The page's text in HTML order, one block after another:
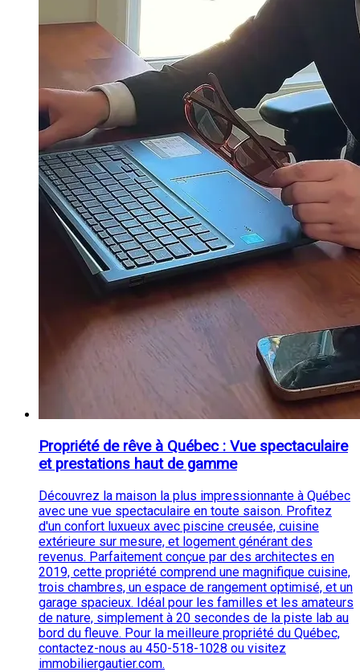
Propriété de rêve à Québec : Vue spectaculaire
et prestations haut de gamme
Découvrez la maison la plus impressionnante à Québec
avec une vue spectaculaire en toute saison. Profitez
d'un confort luxueux avec piscine creusée, cuisine
extérieure sur mesure, et logement générant des
revenus. Parfaitement conçue par des architectes en
2019, cette propriété comprend une magnifique cuisine,
trois chambres, un espace de rangement optimisé, et un
garage spacieux. Idéal pour les familles et les amateurs
de nature, simplement à 20 secondes de la piste lab au
bord du fleuve. Pour la meilleure propriété du Québec,
contactez-nous au 450-518-1028 ou visitez
immobiliergautier.com.